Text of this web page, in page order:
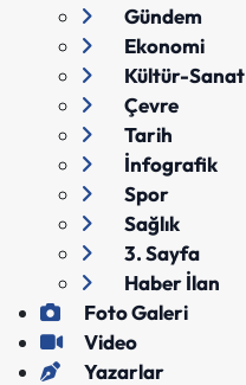
Gündem
Ekonomi
Kültür-Sanat
Çevre
Tarih
İnfografik
Spor
Sağlık
3. Sayfa
Haber İlan
Foto Galeri
Video
Yazarlar